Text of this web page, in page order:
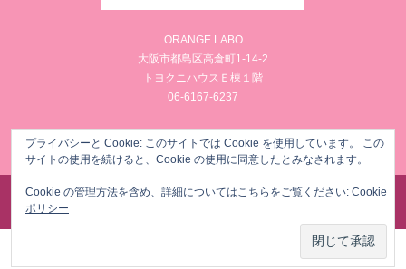
ORANGE LABO
大阪市都島区高倉町1-14-2
トヨクニハウスＥ棟１階
06-6167-6237
Facebook
Instagram
©様々な女性のからだのお悩みを筋膜リリースでメンテナンス ORANGE LABO . All Rights
プライバシーと Cookie: このサイトでは Cookie を使用しています。 この
サイトの使用を続けると、Cookie の使用に同意したとみなされます。
Cookie の管理方法を含め、詳細についてはこちらをご覧ください: Cookie
ポリシー